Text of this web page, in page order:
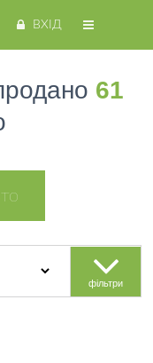
ВХІД
61
фільтри